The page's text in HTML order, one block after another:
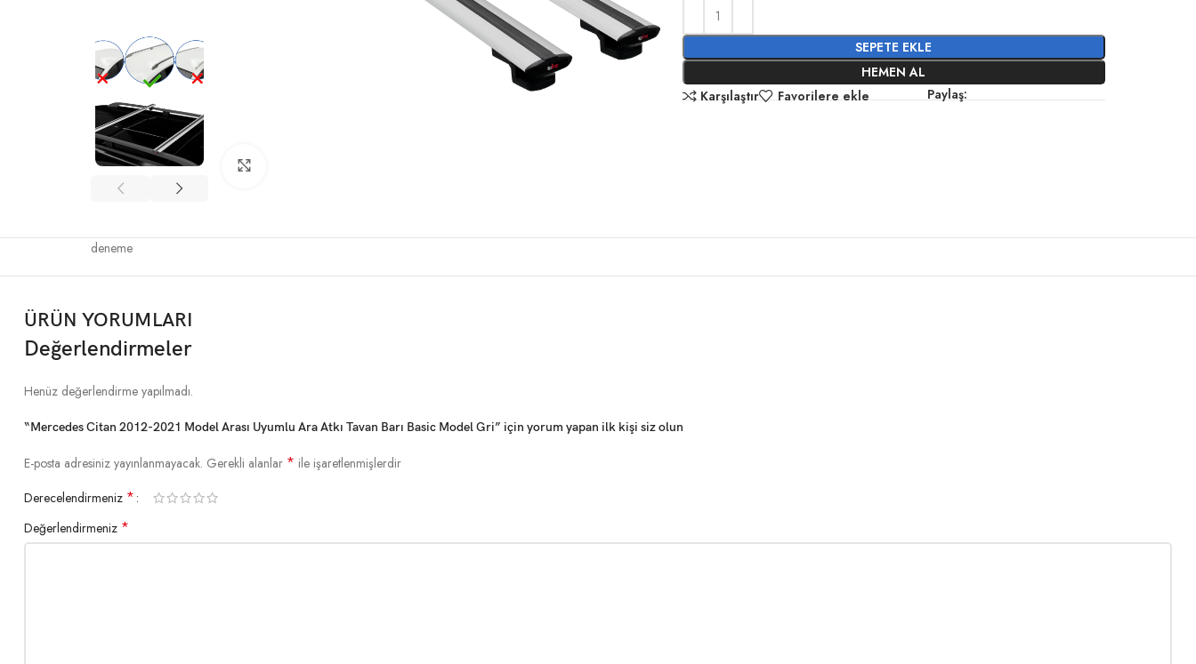
SEPETE EKLE
HEMEN AL
Karşılaştır
Favorilere ekle Paylaş:
deneme
ÜRÜN YORUMLARI
Değerlendirmeler
Henüz değerlendirme yapılmadı.
“Mercedes Citan 2012-2021 Model Arası Uyumlu Ara Atkı Tavan Barı Basic Model Gri” için yorum yapan ilk kişi siz olun
E-posta adresiniz yayınlanmayacak. Gerekli alanlar * ile işaretlenmişlerdir
Derecelendirmeniz *
Değerlendirmeniz *